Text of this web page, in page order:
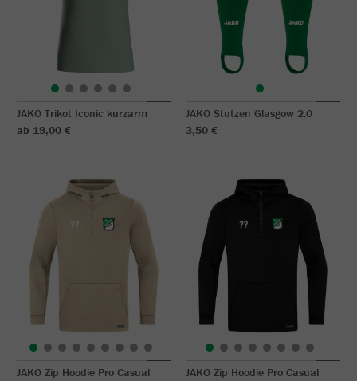
JAKO Trikot Iconic kurzarm
ab 19,00 €
JAKO Stutzen Glasgow 2.0
3,50 €
JAKO Zip Hoodie Pro Casual
JAKO Zip Hoodie Pro Casual